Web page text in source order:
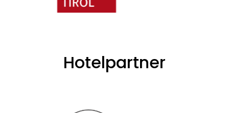
Hotelpartner